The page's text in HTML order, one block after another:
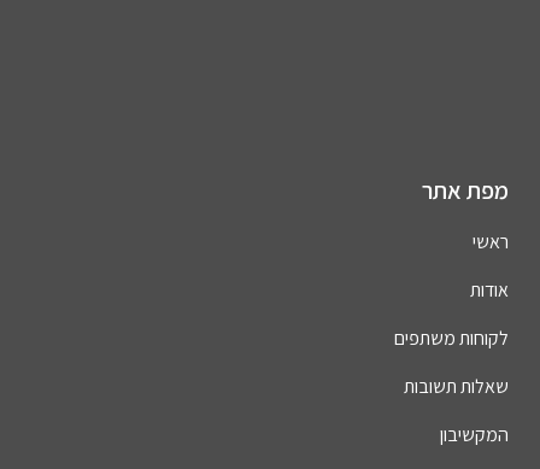
מפת אתר
ראשי
אודות
לקוחות משתפים
שאלות תשובות
המקשיבון